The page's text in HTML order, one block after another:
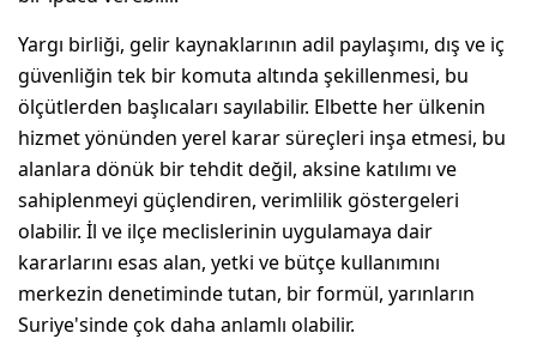
Yargı birliği, gelir kaynaklarının adil paylaşımı, dış ve iç
güvenliğin tek bir komuta altında şekillenmesi, bu
ölçütlerden başlıcaları sayılabilir. Elbette her ülkenin
hizmet yönünden yerel karar süreçleri inşa etmesi, bu
alanlara dönük bir tehdit değil, aksine katılımı ve
sahiplenmeyi güçlendiren, verimlilik göstergeleri
olabilir. İl ve ilçe meclislerinin uygulamaya dair
kararlarını esas alan, yetki ve bütçe kullanımını
merkezin denetiminde tutan, bir formül, yarınların
Suriye'sinde çok daha anlamlı olabilir.